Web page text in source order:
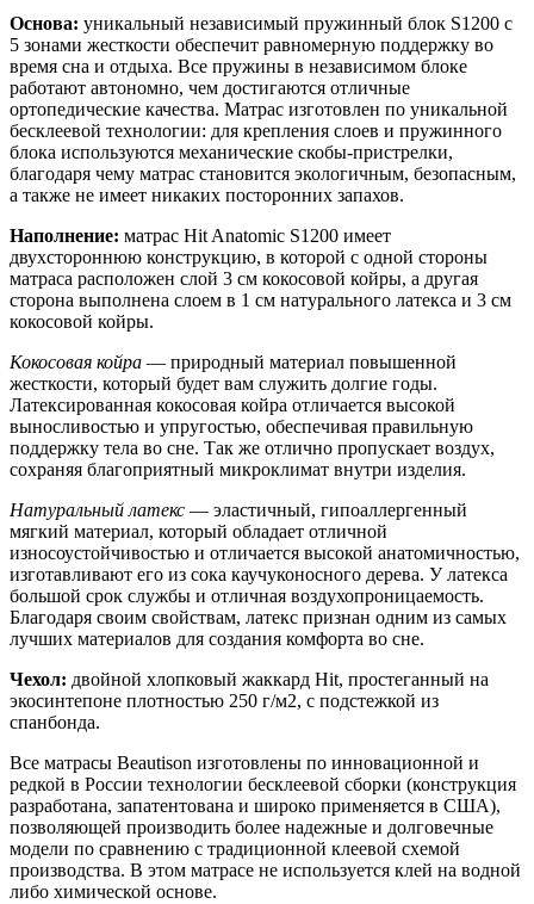
Основа: уникальный независимый пружинный блок S1200 с
5 зонами жесткости обеспечит равномерную поддержку во
время сна и отдыха. Все пружины в независимом блоке
работают автономно, чем достигаются отличные
ортопедические качества. Матрас изготовлен по уникальной
бесклеевой технологии: для крепления слоев и пружинного
блока используются механические скобы-пристрелки,
благодаря чему матрас становится экологичным, безопасным,
а также не имеет никаких посторонних запахов.
Наполнение: матрас Hit Anatomic S1200 имеет
двухстороннюю конструкцию, в которой с одной стороны
матраса расположен слой 3 см кокосовой койры, а другая
сторона выполнена слоем в 1 см натурального латекса и 3 см
кокосовой койры.
Кокосовая койра — природный материал повышенной
жесткости, который будет вам служить долгие годы.
Латексированная кокосовая койра отличается высокой
выносливостью и упругостью, обеспечивая правильную
поддержку тела во сне. Так же отлично пропускает воздух,
сохраняя благоприятный микроклимат внутри изделия.
Натуральный латекс — эластичный, гипоаллергенный
мягкий материал, который обладает отличной
износоустойчивостью и отличается высокой анатомичностью,
изготавливают его из сока каучуконосного дерева. У латекса
большой срок службы и отличная воздухопроницаемость.
Благодаря своим свойствам, латекс признан одним из самых
лучших материалов для создания комфорта во сне.
Чехол: двойной хлопковый жаккард Hit, простеганный на
экосинтепоне плотностью 250 г/м2, с подстежкой из
спанбонда.
Все матрасы Beautison изготовлены по инновационной и
редкой в России технологии бесклеевой сборки (конструкция
разработана, запатентована и широко применяется в США),
позволяющей производить более надежные и долговечные
модели по сравнению с традиционной клеевой схемой
производства. В этом матрасе не используется клей на водной
либо химической основе.